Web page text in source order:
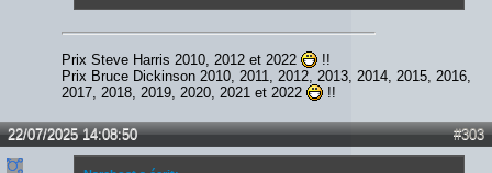
Prix Steve Harris 2010, 2012 et 2022
!!
Prix Bruce Dickinson 2010, 2011, 2012, 2013, 2014, 2015, 2016,
2017, 2018, 2019, 2020, 2021 et 2022
!!
#303
22/07/2025 14:08:50